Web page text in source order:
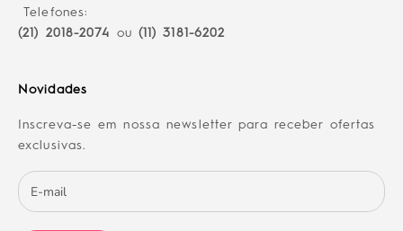
Telefones:
(21) 2018-2074
ou (11) 3181-6202
Novidades
Inscreva-se em nossa newsletter para receber ofertas
exclusivas.